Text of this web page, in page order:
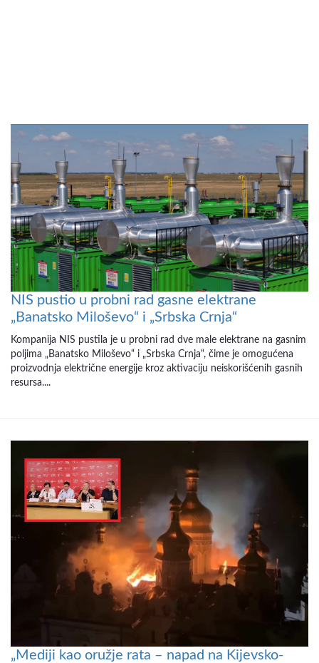
NIS pustio u probni rad gasne elektrane
„Banatsko Miloševo“ i „Srbska Crnja“
Kompanija NIS pustila je u probni rad dve male elektrane na gasnim
poljima „Banatsko Miloševo“ i „Srbska Crnja“, čime je omogućena
proizvodnja električne energije kroz aktivaciju neiskorišćenih gasnih
resursa....
„Mediji kao oružje rata – napad na Kijevsko-